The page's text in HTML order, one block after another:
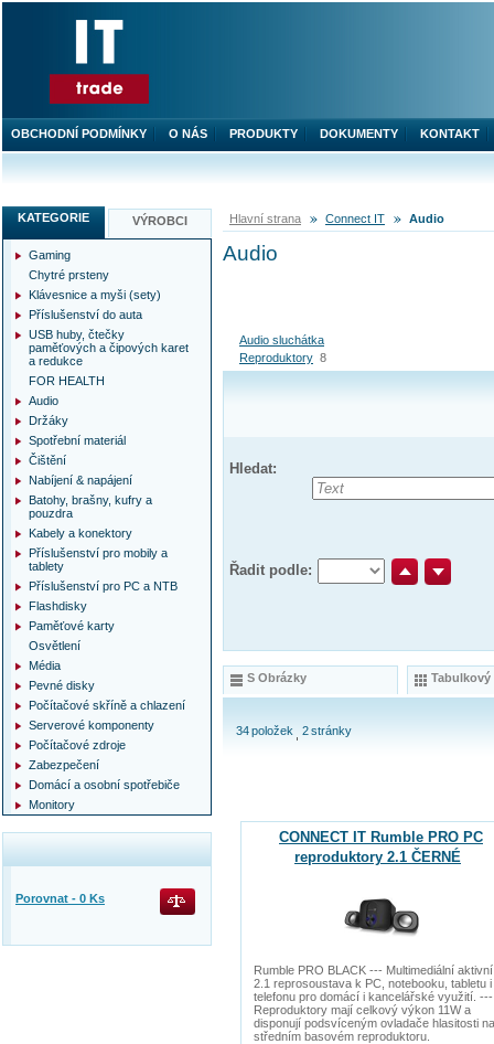
Hlavní strana Connect IT Audio
Audio
Audio sluchátka
Reproduktory 8
Hledat:
Řadit podle:
S Obrázky Tabulkový
34položek 2stránky
CONNECT IT Rumble PRO PC
reproduktory 2.1 ČERNÉ
Rumble PRO BLACK --- Multimediální aktivní
2.1 reprosoustava k PC, notebooku, tabletu i
telefonu pro domácí i kancelářské využití. ---
Reproduktory mají celkový výkon 11W a
disponují podsvíceným ovladače hlasitosti na
středním basovém reproduktoru.
KATEGORIE VÝROBCI
Gaming
Chytré prsteny
Klávesnice a myši (sety)
Příslušenství do auta
USB huby, čtečky
paměťových a čipových karet
a redukce
FOR HEALTH
Audio
Držáky
Spotřební materiál
Čištění
Nabíjení & napájení
Batohy, brašny, kufry a
pouzdra
Kabely a konektory
Příslušenství pro mobily a
tablety
Příslušenství pro PC a NTB
Flashdisky
Paměťové karty
Osvětlení
Média
Pevné disky
Počítačové skříně a chlazení
Serverové komponenty
Počítačové zdroje
Zabezpečení
Domácí a osobní spotřebiče
Monitory
Porovnat - 0 Ks
OBCHODNÍ PODMÍNKY O NÁS PRODUKTY DOKUMENTY KONTAKT